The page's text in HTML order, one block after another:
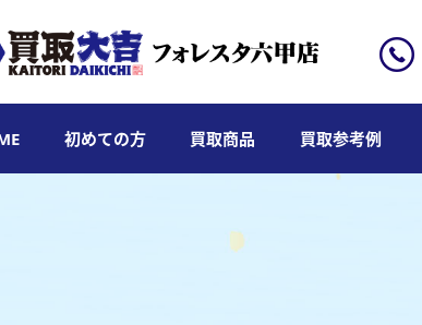
初めての方 買取商品 買取参考例